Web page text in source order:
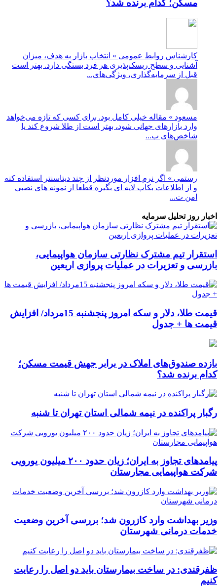
مسکن؛ کدام برنده شد؟
کارشناس روابط عمومی » انتخاب بازار به هدف، میزان
آشنایی و سطح ریسک‌پذیری هر فرد بستگی دارد. بهتر است
قبل از سرمایه‌گذاری، ویژگی‌های...
مسعود » مقاله خیلی کامل بود. برای کسی که تازه می‌خواهد
وارد بازارهای جهانی شود، بهتر است از طلا شروع کند یا
شاخص‌های ب...
رستمی » اگر نرم افزار موردنظر از چند دیتاسنتر استفاده کنه
و از اطلاعات بکاپ لایه ای بگیره قطعا از نمونه های نصبی
امن ت...
اخبار روز تحلیل سرمایه
استقرار تیم مشترک نظارتی سازمان هواپیمایی،
بازرسی و تعزیرات در عملیات پروازی اربعین
قیمت طلا، دلار و سکه امروز پنجشنبه 15مرداد/ افزایش
قیمت ها + جدول
بازده صندوق‌های املاک در برابر جهش قیمت مسکن؛
کدام برنده شد؟
رگبار پراکنده در نیمه شمالی استان تهران تا شنبه
پیامدهای تجاوز به ایران؛ زیان حدود ۲۰۰ میلیون یورویی
شرکت هواپیمایی مجارستان
وزیر بهداشت وارد کازرون شد؛ بررسی آخرین وضعیت
خدمات درمانی شهرستان
ظفرقندی: در ساخت بیمارستان باید دو اصل را رعایت
کنیم